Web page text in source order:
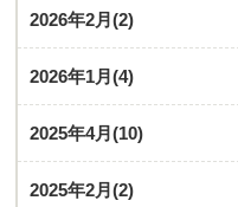
2026年2月(2)
2026年1月(4)
2025年4月(10)
2025年2月(2)